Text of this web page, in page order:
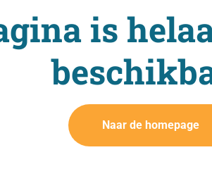
is
Naar de homepage